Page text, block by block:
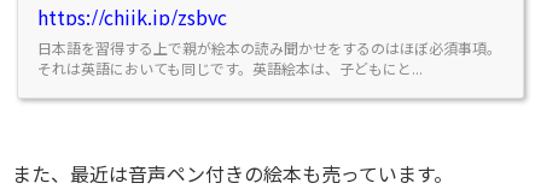
https://chiik.jp/zsbyc
日本語を習得する上で親が絵本の読み聞かせをするのはほぼ必須事項。
それは英語においても同じです。英語絵本は、子どもにと...
また、最近は音声ペン付きの絵本も売っています。